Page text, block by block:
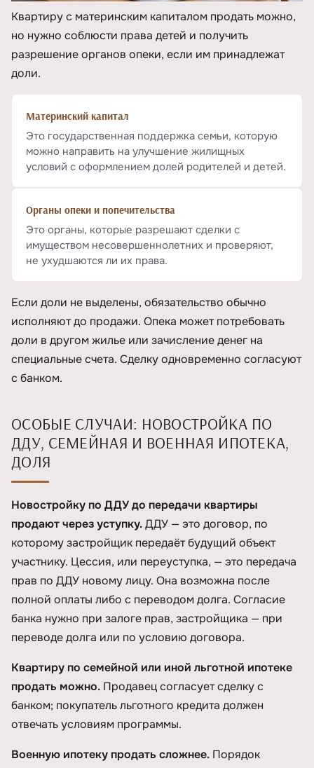
Квартиру с материнским капиталом продать можно,
но нужно соблюсти права детей и получить
разрешение органов опеки, если им принадлежат
доли.
Материнский капитал
Это государственная поддержка семьи, которую
можно направить на улучшение жилищных
условий с оформлением долей родителей и детей.
Органы опеки и попечительства
Это органы, которые разрешают сделки с
имуществом несовершеннолетних и проверяют,
не ухудшаются ли их права.
Если доли не выделены, обязательство обычно
исполняют до продажи. Опека может потребовать
доли в другом жилье или зачисление денег на
специальные счета. Сделку одновременно согласуют
с банком.
ОСОБЫЕ СЛУЧАИ: НОВОСТРОЙКА ПО
ДДУ, СЕМЕЙНАЯ И ВОЕННАЯ ИПОТЕКА,
ДОЛЯ
Новостройку по ДДУ до передачи квартиры
продают через уступку.ДДУ — это договор, по
которому застройщик передаёт будущий объект
участнику. Цессия, или переуступка, — это передача
прав по ДДУ новому лицу. Она возможна после
полной оплаты либо с переводом долга. Согласие
банка нужно при залоге прав, застройщика — при
переводе долга или по условию договора.
Квартиру по семейной или иной льготной ипотеке
продать можно. Продавец согласует сделку с
банком; покупатель льготного кредита должен
отвечать условиям программы.
Военную ипотеку продать сложнее. Порядок